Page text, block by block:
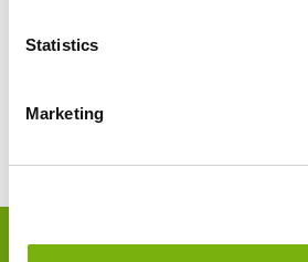
Statistics
Marketing
JETZT BUCHEN:
Booking.com